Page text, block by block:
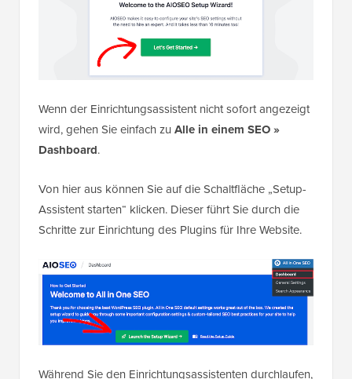
Wenn der Einrichtungsassistent nicht sofort angezeigt
wird, gehen Sie einfach zu Alle in einem SEO »
Dashboard.
Von hier aus können Sie auf die Schaltfläche „Setup-
Assistent starten“ klicken. Dieser führt Sie durch die
Schritte zur Einrichtung des Plugins für Ihre Website.
Während Sie den Einrichtungsassistenten durchlaufen,